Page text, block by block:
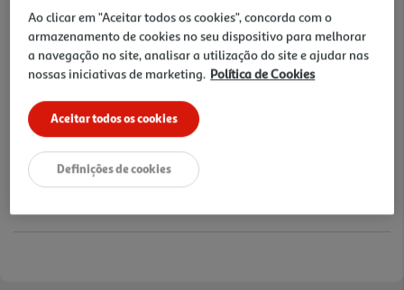
+0,10 € Depósito
Notas de preparação
Ao clicar em "Aceitar todos os cookies", concorda com o
armazenamento de cookies no seu dispositivo para melhorar
a navegação no site, analisar a utilização do site e ajudar nas
nossas iniciativas de marketing. Política de Cookies
Aceitar todos os cookies
Definições de cookies